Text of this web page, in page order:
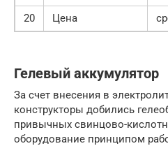
20 Цена
Гелевый аккумулятор
За счет внесения в
конструкторы добились
привычных свинцово-
оборудование принципом